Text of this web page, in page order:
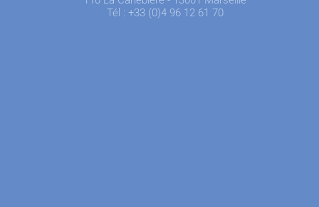
Tél : +33 (0)4 96 12 61 70